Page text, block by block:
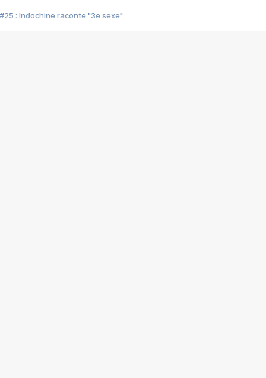
#25 : Indochine raconte "3e sexe"